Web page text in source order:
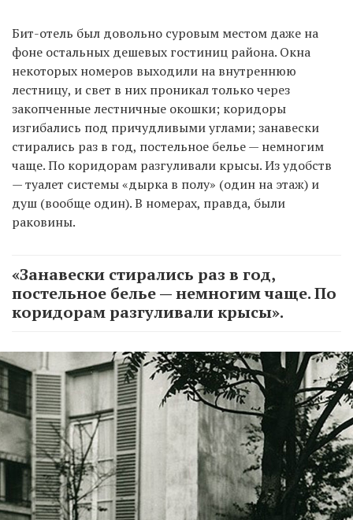
Бит-отель был довольно суровым местом даже на
фоне остальных дешевых гостиниц района. Окна
некоторых номеров выходили на внутреннюю
лестницу, и свет в них проникал только через
закопченные лестничные окошки; коридоры
изгибались под причудливыми углами; занавески
стирались раз в год, постельное белье — немногим
чаще. По коридорам разгуливали крысы. Из удобств
— туалет системы «дырка в полу» (один на этаж) и
душ (вообще один). В номерах, правда, были
раковины.
«Занавески стирались раз в год,
постельное белье — немногим чаще. По
коридорам разгуливали крысы».